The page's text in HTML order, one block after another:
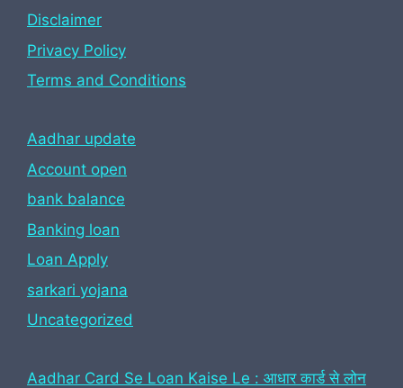
Disclaimer
Privacy Policy
Terms and Conditions
Aadhar update
Account open
bank balance
Banking loan
Loan Apply
sarkari yojana
Uncategorized
Aadhar Card Se Loan Kaise Le : आधार कार्ड से लोन